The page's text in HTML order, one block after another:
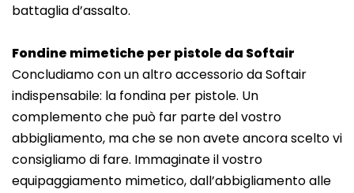
battaglia d’assalto.
Fondine mimetiche per pistole da Softair
Concludiamo con un altro accessorio da Softair
indispensabile: la fondina per pistole. Un
complemento che può far parte del vostro
abbigliamento, ma che se non avete ancora scelto vi
consigliamo di fare. Immaginate il vostro
equipaggiamento mimetico, dall’abbigliamento alle